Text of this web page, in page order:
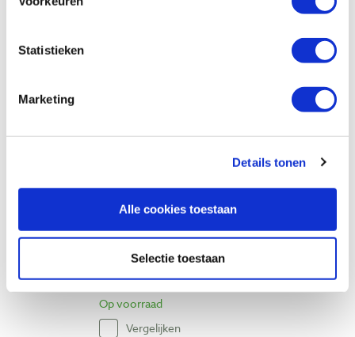
Statistieken
Marketing
Details tonen
Alle cookies toestaan
Selectie toestaan
Pégas figuurzaagjes Dovetail Reverse #5
grof, 12 stuks
Artikelnummer: 32073
€ 8,10 incl. btw
€ 6,69 excl. btw
Op voorraad
Vergelijken